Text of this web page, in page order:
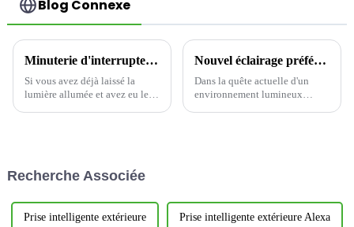
Blog Connexe
Minuterie d'interrupteur : la solution intelligente pour économiser de l'énergie
Si vous avez déjà laissé la
lumière allumée et avez eu le
d'énergie, est là pour vous aider
Nouvel éclairage préféré ! Le disque lumineux LED à détecteur de mouvement CDR616C, illumine votre vie en couleurs.
Dans la quête actuelle d'un
environnement lumineux
Recherche Associée
Prise intelligente extérieure Prise intelligente extérieure Alexa